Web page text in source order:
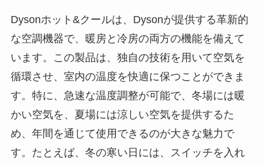
Dysonホット&クールは、Dysonが提供する革新的
な空調機器で、暖房と冷房の両方の機能を備えて
います。この製品は、独自の技術を用いて空気を
循環させ、室内の温度を快適に保つことができま
す。特に、急速な温度調整が可能で、冬場には暖
かい空気を、夏場には涼しい空気を提供するた
め、年間を通じて使用できるのが大きな魅力で
す。たとえば、冬の寒い日には、スイッチを入れ